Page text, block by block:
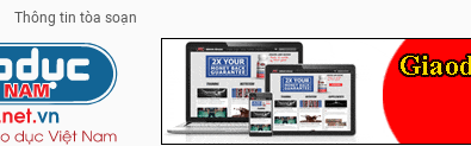
Thông tin tòa soạn